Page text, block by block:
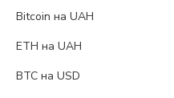
Bitcoin на UAH
ETH на UAH
BTC на USD